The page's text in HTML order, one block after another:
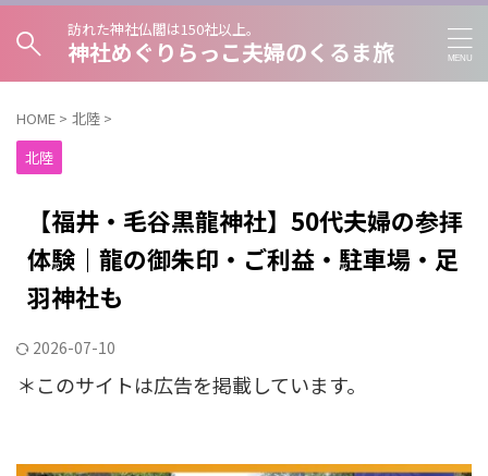
訪れた神社仏閣は150社以上。
神社めぐりらっこ夫婦のくるま旅
HOME > 北陸 >
北陸
【福井・毛谷黒龍神社】50代夫婦の参拝
体験｜龍の御朱印・ご利益・駐車場・足
羽神社も
2026-07-10
＊このサイトは広告を掲載しています。